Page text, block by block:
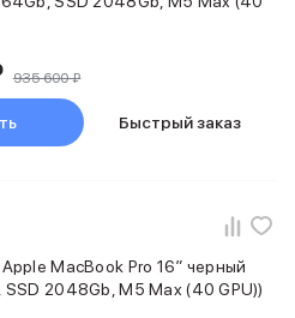
935 600 ₽
Быстрый заказ
MacBook Pro 16″ черный
2048Gb, M5 Max (40 GPU))